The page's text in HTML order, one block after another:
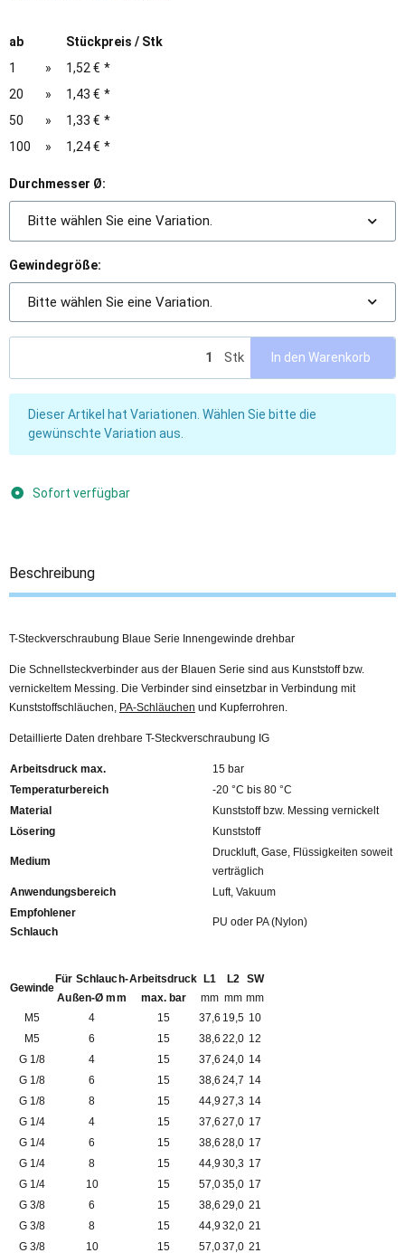
ab
Stückpreis / Stk
1
» 1,52 € *
20
» 1,43 € *
50
» 1,33 € *
100
» 1,24 € *
Durchmesser Ø:
Bitte wählen Sie eine Variation.
Gewindegröße:
Bitte wählen Sie eine Variation.
Stk In den Warenkorb
x
Dieser Artikel hat Variationen. Wählen Sie bitte die
gewünschte Variation aus.
Sofort verfügbar
Beschreibung
T-Steckverschraubung Blaue Serie Innengewinde drehbar
Die Schnellsteckverbinder aus der Blauen Serie sind aus Kunststoff bzw.
vernickeltem Messing. Die Verbinder sind einsetzbar in Verbindung mit
Kunststoffschläuchen, PA-Schläuchen und Kupferrohren.
Detaillierte Daten drehbare T-Steckverschraubung IG
Arbeitsdruck max.
15 bar
Temperaturbereich
-20 °C bis 80 °C
Material
Kunststoff bzw. Messing vernickelt
Lösering
Kunststoff
Medium
Druckluft, Gase, Flüssigkeiten soweit
verträglich
Anwendungsbereich
Luft, Vakuum
Empfohlener
Schlauch
PU oder PA (Nylon)
Gewinde
Für Schlauch-
Außen-Ø mm
Arbeitsdruck
max. bar
L1
mm
L2
mm
SW
mm
M5
4 15 37,6 19,5 10
M5
6 15 38,6 22,0 12
G 1/8
4 15 37,6 24,0 14
G 1/8
6 15 38,6 24,7 14
G 1/8
8 15 44,9 27,3 14
G 1/4
4 15 37,6 27,0 17
G 1/4
6 15 38,6 28,0 17
G 1/4
8 15 44,9 30,3 17
G 1/4
10 15 57,035,0 17
G 3/8
6 15 38,6 29,0 21
G 3/8
8 15 44,9 32,0 21
G 3/8
10 15 57,037,0 21